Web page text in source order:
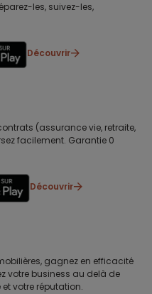
les, suivez-les,
Découvrir
(assurance vie, retraite,
facilement. Garantie 0
Découvrir
gagnez en efficacité
votre business au delà de
votre réputation.